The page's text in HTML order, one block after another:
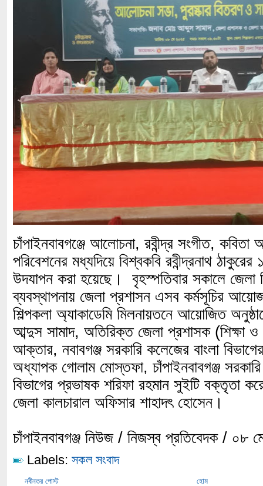
চাঁপাইনবাবগঞ্জে আলোচনা, রবীন্দ্র সংগীত,
পরিবেশনের মধ্যদিয়ে বিশ্বকবি রবীন্দ্রনাথ ঠাকুরের
উদযাপন করা হয়েছে। বৃহস্পতিবার সকালে জেলা
ব্যবস্থাপনায় জেলা প্রশাসন এসব কর্মসূচির
শিল্পকলা অ্যাকাডেমি মিলনায়তনে আয়োজিত
আব্দুস সামাদ, অতিরিক্ত জেলা প্রশাসক (শিক্ষা
আক্তার, নবাবগঞ্জ সরকারি কলেজের বাংলা
অধ্যাপক গোলাম মোস্তফা, চাঁপাইনবাবগঞ্জ
বিভাগের প্রভাষক শরিফা রহমান সুইটি বক্তৃতা
জেলা কালচারাল অফিসার শাহাদৎ হোসেন।
চাঁপাইনবাবগঞ্জ নিউজ / নিজস্ব প্রতিবেদক / ০৮
Labels: সকল সংবাদ
নবীনতর পোস্ট হোম